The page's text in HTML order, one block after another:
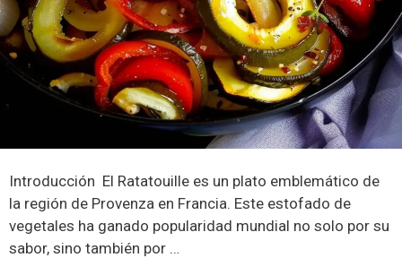
Introducción El Ratatouille es un plato emblemático de
la región de Provenza en Francia. Este estofado de
vegetales ha ganado popularidad mundial no solo por su
sabor, sino también por …